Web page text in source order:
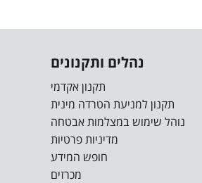
נהלים ותקנונים
תקנון אקדמי
תקנון למניעת הטרדה מינית
נוהל שימוש במצלמות אבטחה
מדיניות פרטיות
חופש המידע
מכרזים